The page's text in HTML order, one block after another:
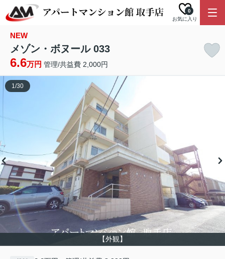
お気に入り
0
NEW
メゾン・ボヌール 033
6.6万円 管理/共益費 2,000円
【外観】
1/30